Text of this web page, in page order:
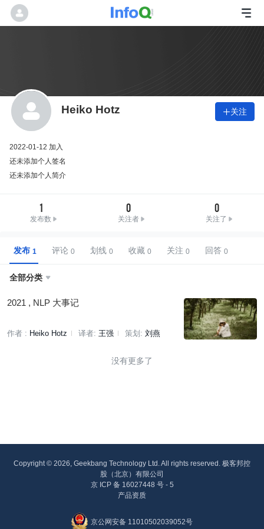
Heiko Hotz 关注
2022-01-12 加入
还未添加个人签名
还未添加个人简介
1
发布数
0
关注者
0
关注了
发布 评论 划线 收藏 关注 回答
全部分类 
2021 , NLP 大事记
作者 : Heiko Hotz 译者: 王强 策划: 刘燕
没有更多了
Copyright © 2026, Geekbang Technology Ltd. All rights reserved. 极客邦控
股（北京）有限公司
京 ICP 备 16027448 号 - 5
产品资质
京公网安备 11010502039052号